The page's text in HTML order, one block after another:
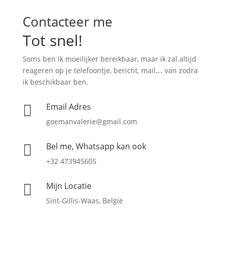
Contacteer me
Tot snel!
Soms ben ik moeilijker bereikbaar, maar ik zal altijd
reageren op je telefoontje, bericht, mail,… van zodra
ik beschikbaar ben.
 Email Adres
goemanvalerie@gmail.com
 Bel me, Whatsapp kan ook
+32 473945605
 Mijn Locatie
Sint-Gillis-Waas, België